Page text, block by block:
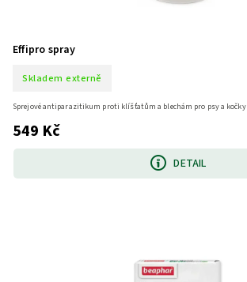
Effipro spray
Skladem externě
549 Kč
DETAIL
Sprejové antiparazitikum proti klíšťatům a blechám pro psy a kočky